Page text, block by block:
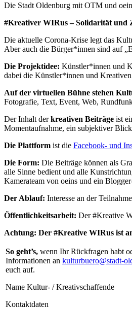
Die Stadt Oldenburg mit OTM und
#Kreativer WIRus – Solidarität und
Die aktuelle Corona-Krise legt das
Aber auch die Bürger*innen sind auf
Die Projektidee: Künstler*innen und
dabei die Künstler*innen und
Auf der virtuellen Bühne stehen
Fotografie, Text, Event, Web,
Der Inhalt derkreativen Beiträge ist
Momentaufnahme, ein subjektiver
Die Plattform ist die Facebook- und
Die Form: Die Beiträge können als
alle Sinne bedient und alle
Kamerateam von oeins und ein
Der Ablauf: Interesse an der
Öffentlichkeitsarbeit: Der #Kreative
Achtung: Der #Kreative WIRus ist
So geht’s, wenn Ihr Rückfragen habt
Informationen an kulturbuero@stadt-
euch auf.
Name Kultur- / Kreativschaffende
Kontaktdaten